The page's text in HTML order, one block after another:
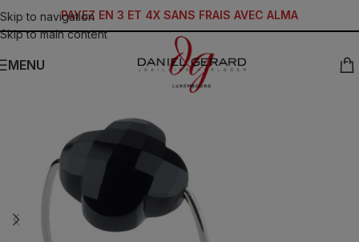
Skip to navigation
Skip to main content
PAYEZ EN 3 ET 4X SANS FRAIS AVEC ALMA
MENU